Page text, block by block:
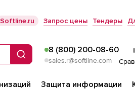
Softline.ru Запрос цены Тендеры
Поиск
8 (800) 200-08-60
sales.r@softline.com
Защита информации